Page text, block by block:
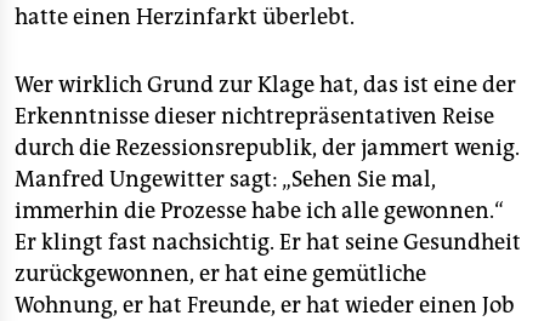
hatte einen Herzinfarkt überlebt.
Wer wirklich Grund zur Klage hat, das ist eine der
Erkenntnisse dieser nichtrepräsentativen Reise
durch die Rezessionsrepublik, der jammert wenig.
Manfred Ungewitter sagt: „Sehen Sie mal,
immerhin die Prozesse habe ich alle gewonnen.“
Er klingt fast nachsichtig. Er hat seine Gesundheit
zurückgewonnen, er hat eine gemütliche
Wohnung, er hat Freunde, er hat wieder einen Job